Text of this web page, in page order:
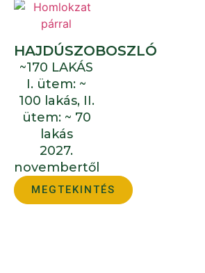
HAJDÚSZOBOSZLÓ
~170 LAKÁS
I. ütem: ~
100 lakás, II.
ütem: ~ 70
lakás
2027.
novembertől
MEGTEKINTÉS